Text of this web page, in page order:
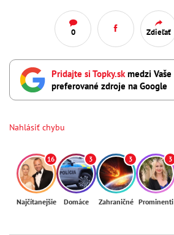
0 Zdieľať
Pridajte si Topky.sk medzi Vaše
preferované zdroje na Google
Nahlásiť chybu
16
Najčítanejšie
3
Domáce
3
Zahraničné
3
Prominenti